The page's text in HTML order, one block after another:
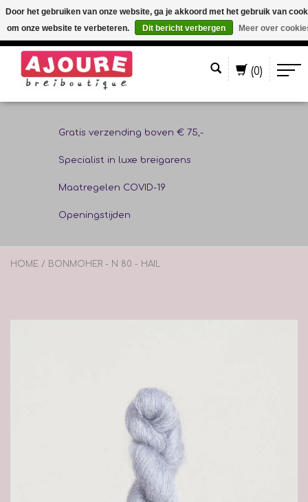
(0)
Gratis verzending boven € 75,-
Specialist in luxe breigarens
Maatregelen COVID-19
Openingstijden
HOME / BONMOHER - N 80 - HAIL
Door het gebruiken van onze website, ga je akkoord met het gebruik van
om onze website te verbeteren.
Dit bericht verbergen Meer over